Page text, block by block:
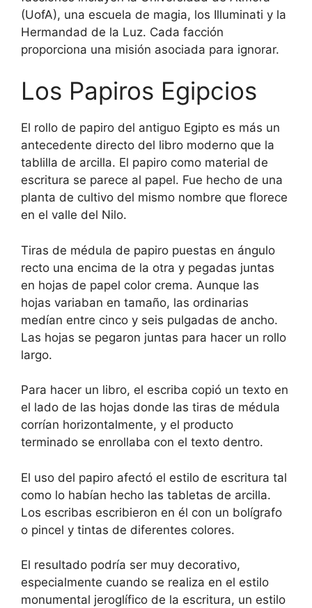
(UofA), una escuela de magia, los Illuminati y la
Hermandad de la Luz. Cada facción
proporciona una misión asociada para ignorar.
Los Papiros Egipcios
El rollo de papiro del antiguo Egipto es más un
antecedente directo del libro moderno que la
tablilla de arcilla. El papiro como material de
escritura se parece al papel. Fue hecho de una
planta de cultivo del mismo nombre que florece
en el valle del Nilo.
Tiras de médula de papiro puestas en ángulo
recto una encima de la otra y pegadas juntas
en hojas de papel color crema. Aunque las
hojas variaban en tamaño, las ordinarias
medían entre cinco y seis pulgadas de ancho.
Las hojas se pegaron juntas para hacer un rollo
largo.
Para hacer un libro, el escriba copió un texto en
el lado de las hojas donde las tiras de médula
corrían horizontalmente, y el producto
terminado se enrollaba con el texto dentro.
El uso del papiro afectó el estilo de escritura tal
como lo habían hecho las tabletas de arcilla.
Los escribas escribieron en él con un bolígrafo
o pincel y tintas de diferentes colores.
El resultado podría ser muy decorativo,
especialmente cuando se realiza en el estilo
monumental jeroglífico de la escritura, un estilo